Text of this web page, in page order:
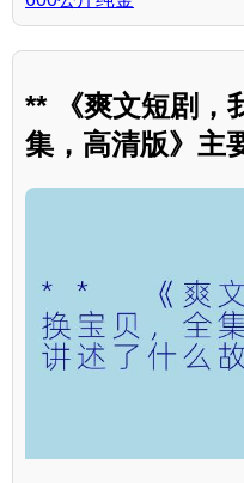
** 《爽文短剧，
集，高清版》主